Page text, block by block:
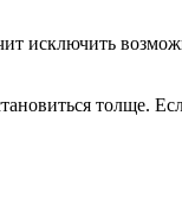
исключить
толще.